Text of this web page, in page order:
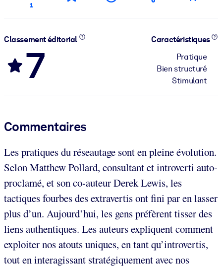
1
Classement éditorial
7
Caractéristiques
Pratique
Bien structuré
Stimulant
Commentaires
Les pratiques du réseautage sont en pleine évolution.
Selon Matthew Pollard, consultant et introverti auto-
proclamé, et son co-auteur Derek Lewis, les
tactiques fourbes des extravertis ont fini par en lasser
plus d’un. Aujourd’hui, les gens préfèrent tisser des
liens authentiques. Les auteurs expliquent comment
exploiter nos atouts uniques, en tant qu’introvertis,
tout en interagissant stratégiquement avec nos